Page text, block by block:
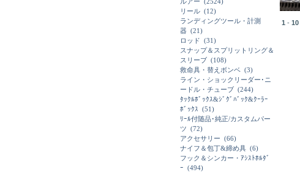
リール (12)
ランディングツール・計測
器 (21)
ロッド (31)
スナップ＆スプリットリング＆
スリーブ (108)
救命具・替えボンベ (3)
ライン・ショックリーダー･ニ
ードル・チューブ (244)
ﾀｯｸﾙﾎﾞｯｸｽ&ｼﾞｸﾞﾊﾞｯｸ&ｸｰﾗｰ
ﾎﾞｯｸｽ (51)
ﾘｰﾙ付随品･純正/カスタムパー
ツ (72)
アクセサリー (66)
ナイフ＆包丁&締め具 (6)
フック＆シンカー・ｱｼｽﾄﾎﾙﾀﾞ
ｰ (494)
1 - 10